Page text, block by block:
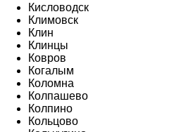
Кисловодск
Климовск
Клин
Клинцы
Ковров
Когалым
Коломна
Колпашево
Колпино
Кольцово